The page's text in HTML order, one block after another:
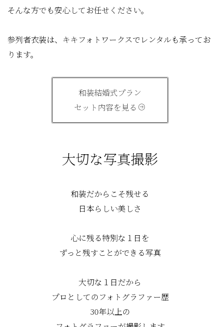
そんな方でも安心してお任せください。
参列者衣装は、キキフォトワークスでレンタルも承ってお
ります。
和装結婚式プラン
セット内容を見る
大切な写真撮影
和装だからこそ残せる
日本らしい美しさ
心に残る特別な１日を
ずっと残すことができる写真
大切な１日だから
プロとしてのフォトグラファー歴
30年以上の